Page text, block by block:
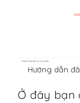
Hướng dẫn
Ở đây bạn